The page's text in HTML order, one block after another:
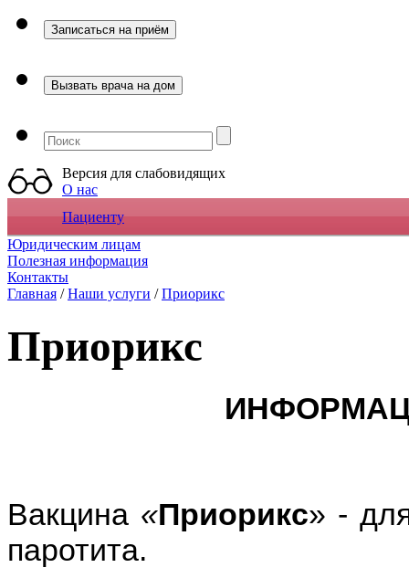
Версия для слабовидящих
О нас
Пациенту
Юридическим лицам
Полезная информация
Контакты
Главная /Наши услуги /Приорикс
Приорикс
Вакцина «Приорикс» -
паротита.